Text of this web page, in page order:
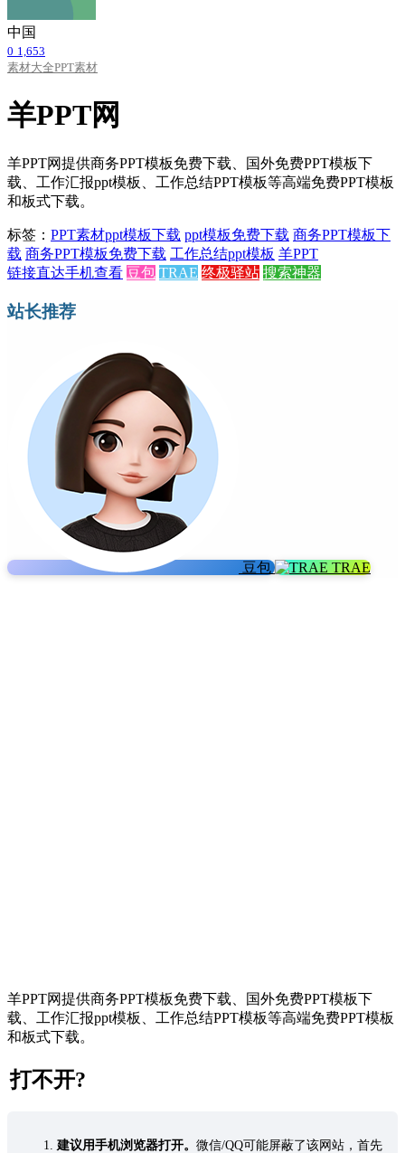
中国
0 1,653
素材大全PPT素材
羊PPT网
羊PPT网提供商务PPT模板免费下载、国外免费PPT模板下
载、工作汇报ppt模板、工作总结PPT模板等高端免费PPT模板
和板式下载。
标签： PPT素材ppt模板下载 ppt模板免费下载 商务PPT模板下
载 商务PPT模板免费下载 工作总结ppt模板 羊PPT
链接直达手机查看 豆包 TRAE 终极驿站 搜索神器
站长推荐
豆包 TRAE
羊PPT网提供商务PPT模板免费下载、国外免费PPT模板下
载、工作汇报ppt模板、工作总结PPT模板等高端免费PPT模板
和板式下载。
打不开?
建议用手机浏览器打开。 微信/QQ可能屏蔽了该网站，首先